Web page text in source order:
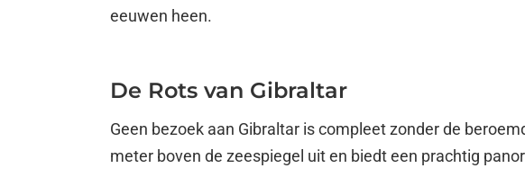
eeuwen heen.
De Rots van Gibraltar
Geen bezoek aan Gibraltar is compleet zonder de
meter boven de zeespiegel uit en biedt een prachtig